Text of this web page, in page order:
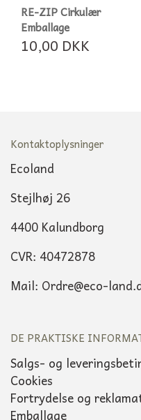
RE-ZIP Cirkulær
Emballage
10,00 DKK
Kontaktoplysninger
Ecoland
Stejlhøj 26
4400 Kalundborg
CVR: 40472878
Mail: Ordre@eco-
DE PRAKTISKE
Salgs- og
Cookies
Fortrydelse og
Emballage